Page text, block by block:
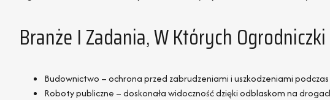
Branże I Zadania, W Których
Budownictwo – ochrona przed zabrudzeniami i uszkodzeniami
Roboty publiczne – doskonała widoczność dzięki odblaskom na